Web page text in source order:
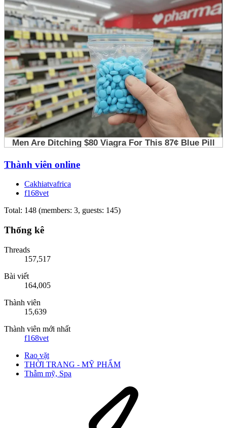
Thành viên online
Cakhiatvafrica
f168vet
Total: 148 (members: 3, guests: 145)
Thống kê
Threads
157,517
Bài viết
164,005
Thành viên
15,639
Thành viên mới nhất
f168vet
Rao vặt
THỜI TRANG - MỸ PHẨM
Thẫm mỹ, Spa